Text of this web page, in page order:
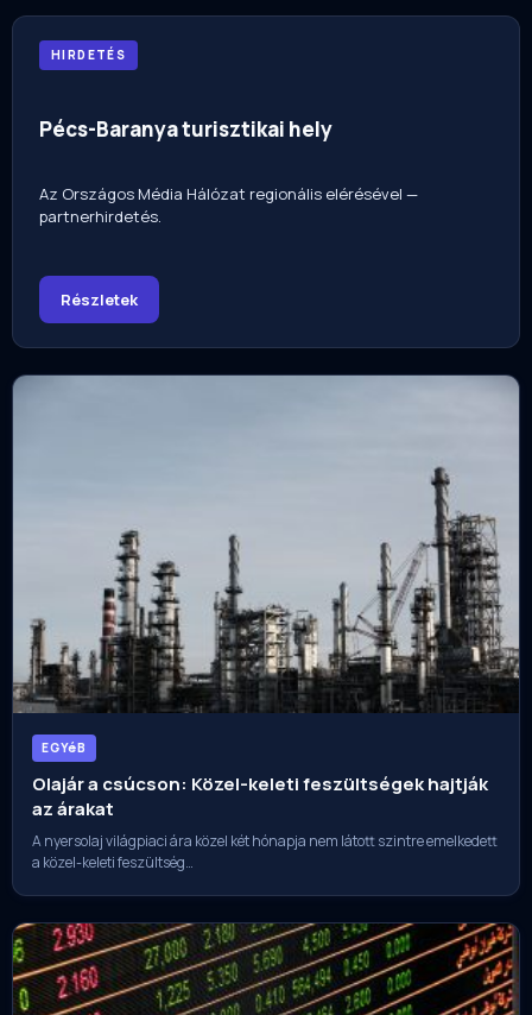
HIRDETÉS
Pécs-Baranya turisztikai hely
Az Országos Média Hálózat regionális elérésével —
partnerhirdetés.
Részletek
EGYéB
Olajár a csúcson: Közel-keleti feszültségek hajtják
az árakat
A nyersolaj világpiaci ára közel két hónapja nem látott szintre emelkedett
a közel-keleti feszültség…